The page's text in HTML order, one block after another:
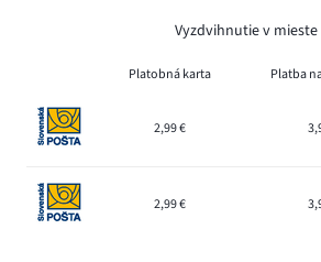
Vyzdvihnutie v mieste
Platobná karta Platba
2,99 €
2,99 €